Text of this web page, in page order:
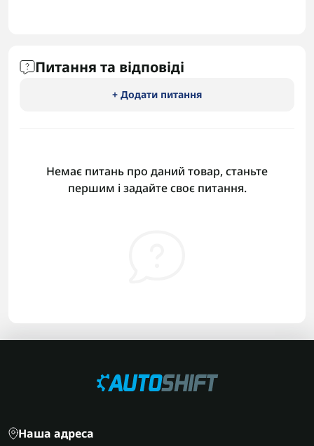
Питання та відповіді
+ Додати питання
Немає питань про даний товар, станьте
першим і задайте своє питання.
Наша адреса